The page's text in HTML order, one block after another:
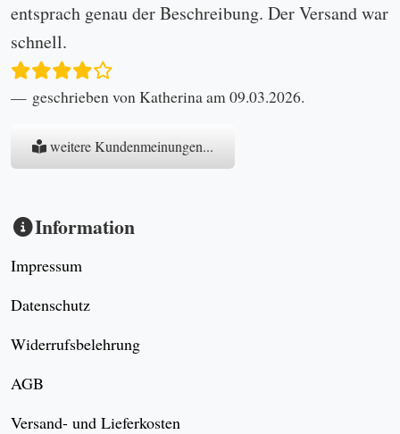
entsprach genau der Beschreibung. Der Versand war
schnell.
geschrieben von Katherina am 09.03.2026.
weitere Kundenmeinungen...
Information
Impressum
Datenschutz
Widerrufsbelehrung
AGB
Versand- und Lieferkosten